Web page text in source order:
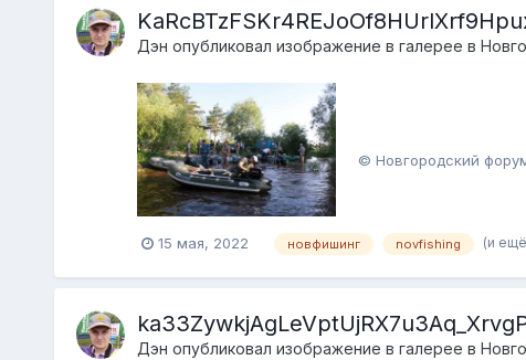
Дэн опубликовал изображение в галерее в
© Новгородский
15 мая, 2022 новфишинг novfishing (и
Дэн опубликовал изображение в галерее в